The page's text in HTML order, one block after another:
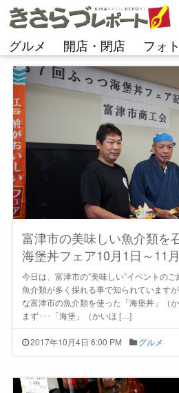
コ
ン
ン
グルメ 開店・閉店 フォト
富津市の美味しい魚介類を
海堡丼フェア10月1日～11
今日は、富津市の”美味しい”イベントのご
魚介類が多く採れる事で知られています
な富津市の魚介類を使った「海堡丼」（
まず･･･「海堡」（かいほ […]
2017年10月4日 6:00 PM グルメ